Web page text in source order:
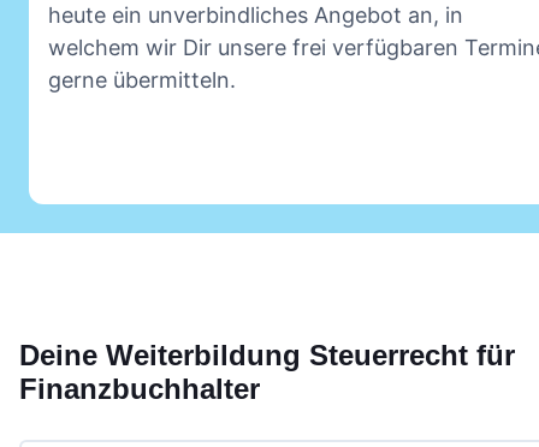
heute ein unverbindliches Angebot an, in
welchem wir Dir unsere frei verfügbaren
gerne übermitteln.
Deine Weiterbildung Steuerrecht für
Finanzbuchhalter